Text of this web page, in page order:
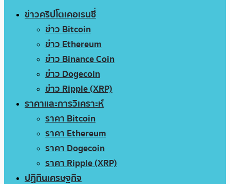
ข่าวคริปโตเคอเรนซี่
ข่าว Bitcoin
ข่าว Ethereum
ข่าว Binance Coin
ข่าว Dogecoin
ข่าว Ripple (XRP)
ราคาและการวิเคราะห์
ราคา Bitcoin
ราคา Ethereum
ราคา Dogecoin
ราคา Ripple (XRP)
ปฏิทินเศรษฐกิจ